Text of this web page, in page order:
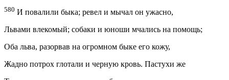
580 И повалили быка; ревел и мычал он ужасно,
Львами влекомый; собаки и юноши мчались на помощь;
Оба льва, разорвав на огромном быке его кожу,
Жадно потрох глотали и черную кровь. Пастухи же